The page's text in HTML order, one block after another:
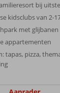
bij
kidsclubs van 2-
met glijbanen
appartementen
tapas, pizza,